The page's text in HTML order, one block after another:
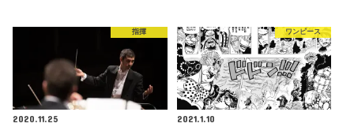
指揮
2020.11.25
ワンピース
2021.1.10